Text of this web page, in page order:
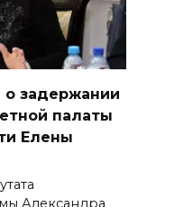
задержании
палаты
Елены